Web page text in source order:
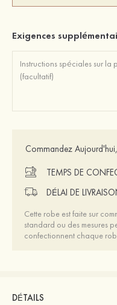
Exigences
Commandez
TEMPS DE
DÉLAI DE
Cette robe est faite sur
standard ou des mesures
confectionnent chaque
DÉTAILS